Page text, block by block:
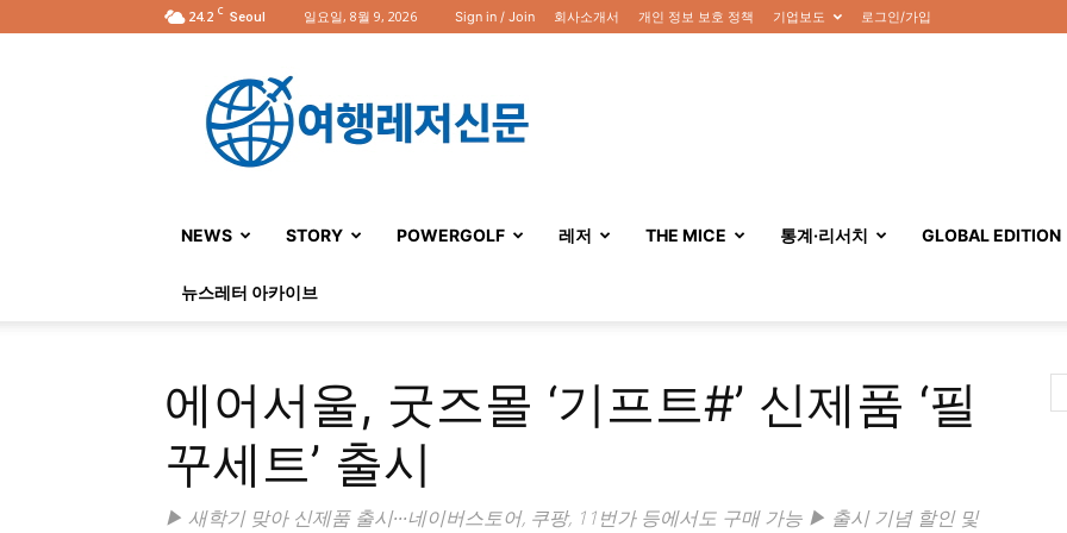
24.2 C Seoul 일요일, 8월 9, 2026 Sign in / Join 회사소개서 개인 정보 보호 정책 기업보도 로그인/가입
행
레
NEWS
STORY POWERGOLF 레저 THE MICE 통계·리서치 GLOBAL EDITION
뉴스레터 아카이브
에어서울, 굿즈몰 ‘기프트#’ 신제품 ‘필
꾸세트’ 출시
▶ 새학기 맞아 신제품 출시∙∙∙네이버스토어, 쿠팡, 11번가 등에서도 구매 가능 ▶ 출시 기념 할인 및